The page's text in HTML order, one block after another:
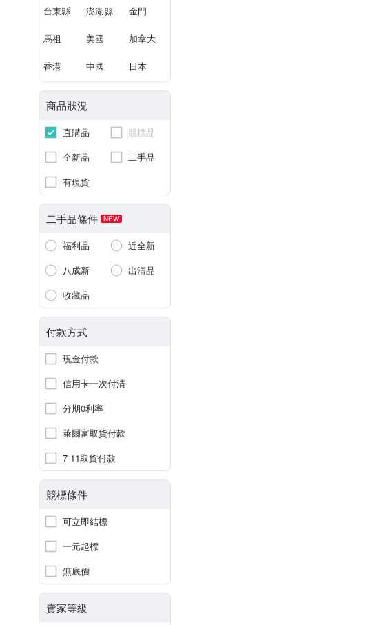
台東縣 澎湖縣 金門
馬祖 美國 加拿大
香港 中國 日本
商品狀況
直購品
競標品
全新品
二手品
有現貨
二手品條件 NEW
福利品
近全新
八成新
出清品
收藏品
付款方式
現金付款
信用卡一次付清
分期0利率
萊爾富取貨付款
7-11取貨付款
競標條件
可立即結標
一元起標
無底價
賣家等級